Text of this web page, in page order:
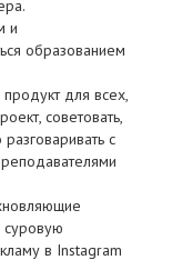
и
образованием
для всех,
советовать,
с
суровую
в Instagram